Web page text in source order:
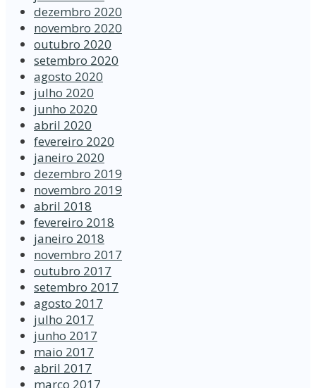
dezembro 2020
novembro 2020
outubro 2020
setembro 2020
agosto 2020
julho 2020
junho 2020
abril 2020
fevereiro 2020
janeiro 2020
dezembro 2019
novembro 2019
abril 2018
fevereiro 2018
janeiro 2018
novembro 2017
outubro 2017
setembro 2017
agosto 2017
julho 2017
junho 2017
maio 2017
abril 2017
março 2017